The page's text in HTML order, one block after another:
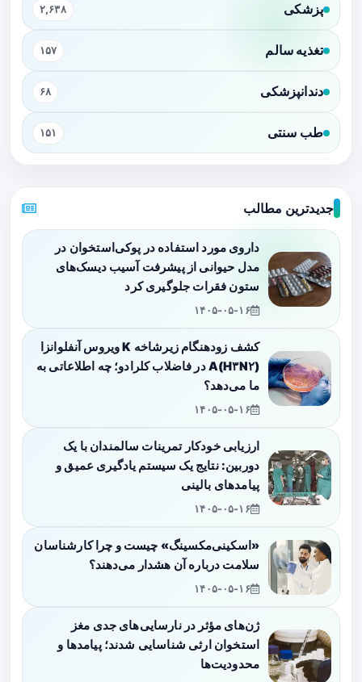
پزشکی ۲,۶۳۸
تغذیه سالم ۱۵۷
دندانپزشکی ۶۸
طب سنتی ۱۵۱
جدیدترین مطالب
داروی مورد استفاده در پوکی‌استخوان در
مدل حیوانی از پیشرفت آسیب دیسک‌های
ستون فقرات جلوگیری کرد
۱۴۰۵-۰۵-۱۶
کشف زودهنگام زیرشاخه K ویروس آنفلوانزا
A(H۳N۲) در فاضلاب کلرادو؛ چه اطلاعاتی به
ما می‌دهد؟
۱۴۰۵-۰۵-۱۶
ارزیابی خودکار تمرینات سالمندان با یک
دوربین: نتایج یک سیستم یادگیری عمیق و
پیامدهای بالینی
۱۴۰۵-۰۵-۱۶
«اسکینی‌مکسینگ» چیست و چرا کارشناسان
سلامت درباره آن هشدار می‌دهند؟
۱۴۰۵-۰۵-۱۶
ژن‌های مؤثر در نارسایی‌های جدی مغز
استخوان ارثی شناسایی شدند؛ پیامدها و
محدودیت‌ها